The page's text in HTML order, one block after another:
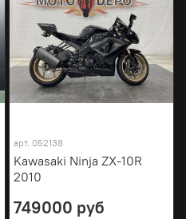
арт. 052138
Kawasaki Ninja ZX-10R
2010
749000 руб